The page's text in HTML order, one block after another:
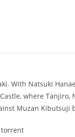
With Natsuki
where Tanjiro,
Muzan Kibutsuji
torrent